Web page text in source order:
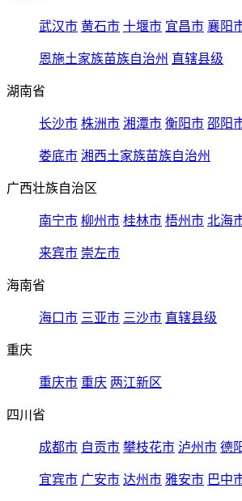
武汉市 黄石市 十堰市 宜昌市 襄阳
恩施土家族苗族自治州 直辖县级
湖南省
长沙市 株洲市 湘潭市 衡阳市 邵阳
娄底市 湘西土家族苗族自治州
广西壮族自治区
南宁市 柳州市 桂林市 梧州市 北海
来宾市 崇左市
海南省
海口市 三亚市 三沙市 直辖县级
重庆
重庆市 重庆 两江新区
四川省
成都市 自贡市 攀枝花市 泸州市 德
宜宾市 广安市 达州市 雅安市 巴中